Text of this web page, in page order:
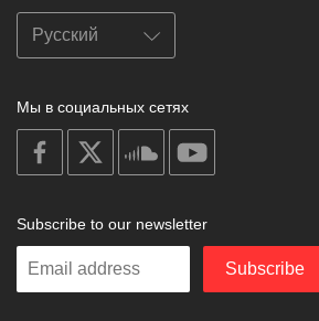
Мы в социальных сетях
on
facebook
soundcloud
Subscribe to our newsletter
Enter
Subscribe